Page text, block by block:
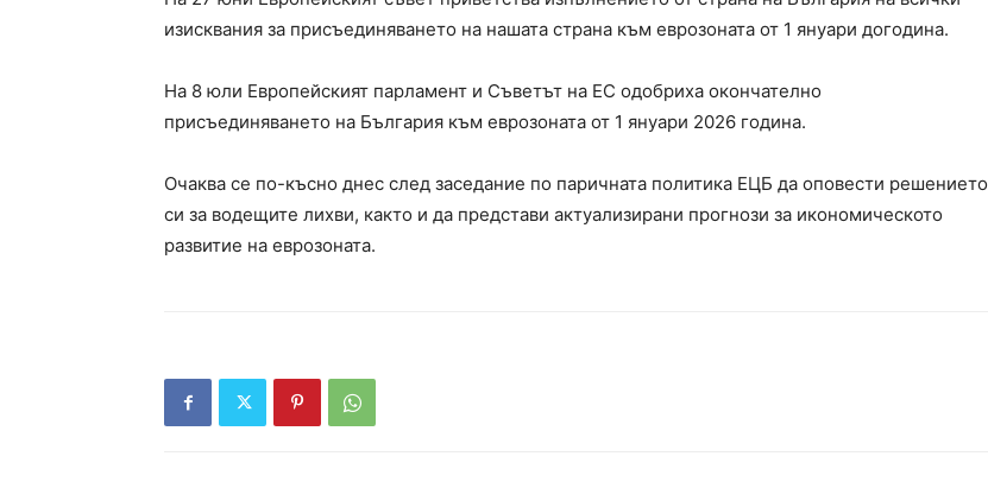
изисквания за присъединяването на нашата страна към еврозоната от 1 януари догодина.
На 8 юли Европейският парламент и Съветът на ЕС одобриха окончателно
присъединяването на България към еврозоната от 1 януари 2026 година.
Очаква се по-късно днес след заседание по паричната политика ЕЦБ да оповести решението
си за водещите лихви, както и да представи актуализирани прогнози за икономическото
развитие на еврозоната.